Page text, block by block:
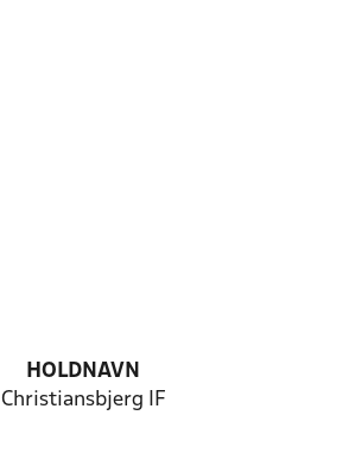
HOLDNAVN
Christiansbjerg IF